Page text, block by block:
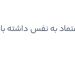
به نفس